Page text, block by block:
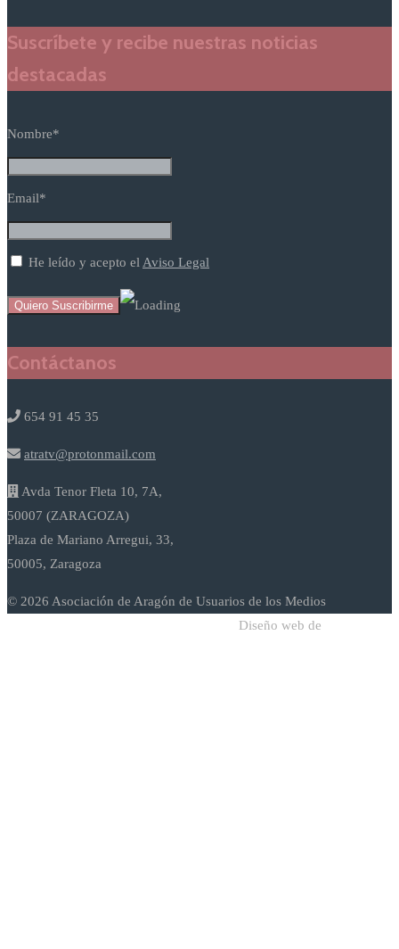
Suscríbete y recibe nuestras noticias
destacadas
Nombre*
Email*
He leído y acepto el Aviso Legal
Contáctanos
654 91 45 35
atratv@protonmail.com
Avda Tenor Fleta 10, 7A,
50007 (ZARAGOZA)
Plaza de Mariano Arregui, 33,
50005, Zaragoza
© 2026 Asociación de Aragón de Usuarios de los Medios
Diseño web de